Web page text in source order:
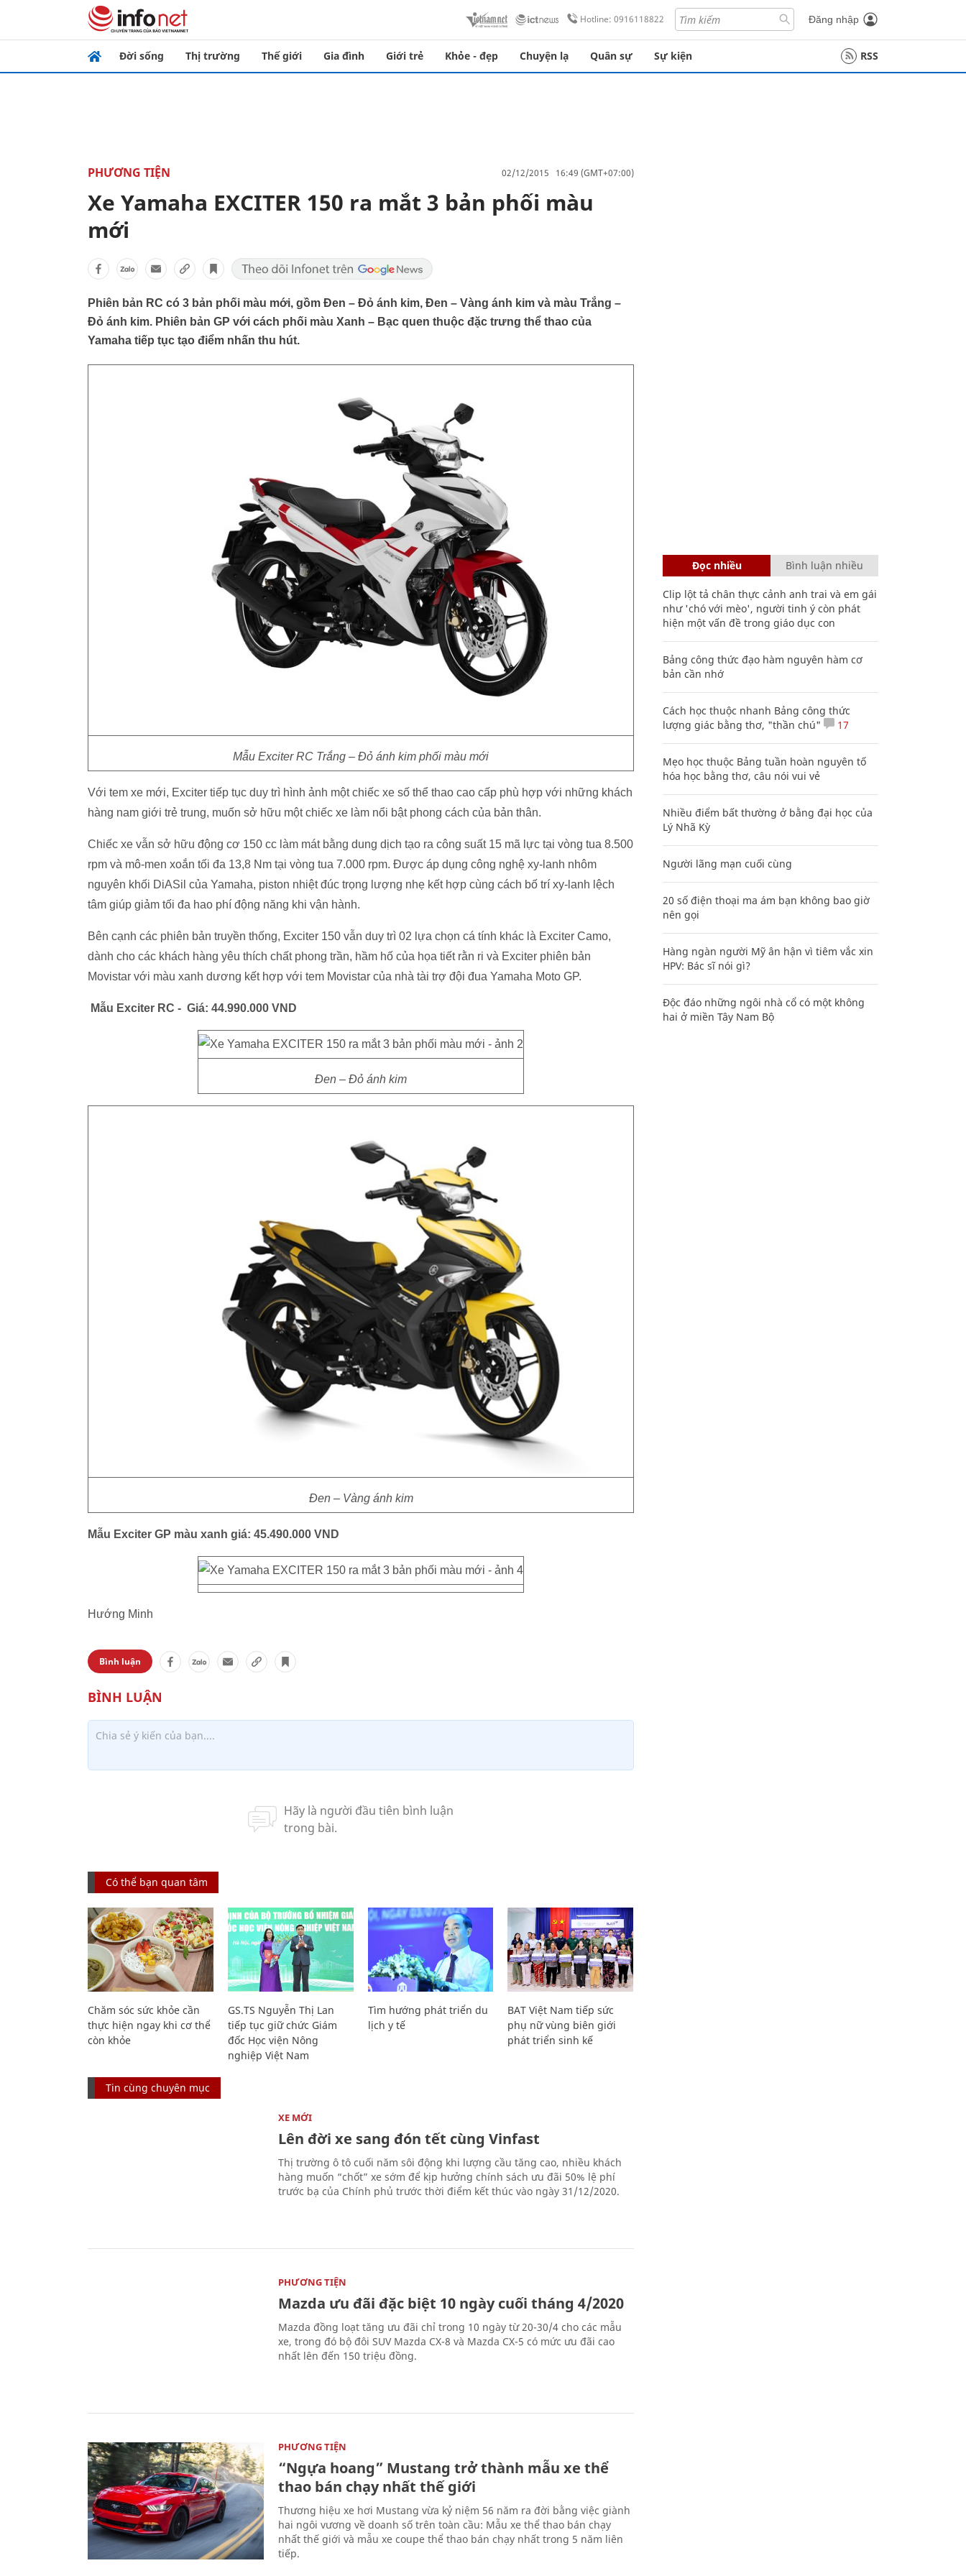
Hotline: 0916118822 Đăng nhập
Đời sống Thị trường Thế giới Gia đình Giới trẻ Khỏe - đẹp Chuyện lạ Quân sự Sự kiện RSS
PHƯƠNG TIỆN 02/12/2015 16:49 (GMT+07:00)
Xe Yamaha EXCITER 150 ra mắt 3 bản phối màu
mới
Phiên bản RC có 3 bản phối màu mới, gồm Đen – Đỏ ánh kim, Đen – Vàng ánh kim và màu Trắng –
Đỏ ánh kim. Phiên bản GP với cách phối màu Xanh – Bạc quen thuộc đặc trưng thể thao của
Yamaha tiếp tục tạo điểm nhấn thu hút.
Mẫu Exciter RC Trắng – Đỏ ánh kim phối màu mới
Với tem xe mới, Exciter tiếp tục duy trì hình ảnh một chiếc xe số thể thao cao cấp phù hợp với những khách
hàng nam giới trẻ trung, muốn sở hữu một chiếc xe làm nổi bật phong cách của bản thân.
Chiếc xe vẫn sở hữu động cơ 150 cc làm mát bằng dung dịch tạo ra công suất 15 mã lực tại vòng tua 8.500
rpm và mô-men xoắn tối đa 13,8 Nm tại vòng tua 7.000 rpm. Được áp dụng công nghệ xy-lanh nhôm
nguyên khối DiASil của Yamaha, piston nhiệt đúc trọng lượng nhẹ kết hợp cùng cách bố trí xy-lanh lệch
tâm giúp giảm tối đa hao phí động năng khi vận hành.
Bên cạnh các phiên bản truyền thống, Exciter 150 vẫn duy trì 02 lựa chọn cá tính khác là Exciter Camo,
dành cho các khách hàng yêu thích chất phong trần, hầm hố của họa tiết rằn ri và Exciter phiên bản
Movistar với màu xanh dương kết hợp với tem Movistar của nhà tài trợ đội đua Yamaha Moto GP.
Mẫu Exciter RC - Giá: 44.990.000 VND
Đen – Đỏ ánh kim
Đen – Vàng ánh kim
Mẫu Exciter GP màu xanh giá: 45.490.000 VND
Hướng Minh
Bình luận
Có thể bạn quan tâm
Chăm sóc sức khỏe cần
thực hiện ngay khi cơ thể
còn khỏe
GS.TS Nguyễn Thị Lan
tiếp tục giữ chức Giám
đốc Học viện Nông
nghiệp Việt Nam
Tìm hướng phát triển du
lịch y tế
BAT Việt Nam tiếp sức
phụ nữ vùng biên giới
phát triển sinh kế
Tin cùng chuyên mục
XE MỚI
Lên đời xe sang đón tết cùng Vinfast
Thị trường ô tô cuối năm sôi động khi lượng cầu tăng cao, nhiều khách
hàng muốn “chốt” xe sớm để kịp hưởng chính sách ưu đãi 50% lệ phí
trước bạ của Chính phủ trước thời điểm kết thúc vào ngày 31/12/2020.
PHƯƠNG TIỆN
Mazda ưu đãi đặc biệt 10 ngày cuối tháng 4/2020
Mazda đồng loạt tăng ưu đãi chỉ trong 10 ngày từ 20-30/4 cho các mẫu
xe, trong đó bộ đôi SUV Mazda CX-8 và Mazda CX-5 có mức ưu đãi cao
nhất lên đến 150 triệu đồng.
PHƯƠNG TIỆN
“Ngựa hoang” Mustang trở thành mẫu xe thể
thao bán chạy nhất thế giới
Thương hiệu xe hơi Mustang vừa kỷ niệm 56 năm ra đời bằng việc giành
hai ngôi vương về doanh số trên toàn cầu: Mẫu xe thể thao bán chạy
nhất thế giới và mẫu xe coupe thể thao bán chạy nhất trong 5 năm liên
tiếp.
Đọc nhiều Bình luận nhiều
Clip lột tả chân thực cảnh anh trai và em gái
như 'chó với mèo', người tinh ý còn phát
hiện một vấn đề trong giáo dục con
Bảng công thức đạo hàm nguyên hàm cơ
bản cần nhớ
Cách học thuộc nhanh Bảng công thức
lượng giác bằng thơ, "thần chú"
17
Mẹo học thuộc Bảng tuần hoàn nguyên tố
hóa học bằng thơ, câu nói vui vẻ
Nhiều điểm bất thường ở bằng đại học của
Lý Nhã Kỳ
Người lãng mạn cuối cùng
20 số điện thoại ma ám bạn không bao giờ
nên gọi
Hàng ngàn người Mỹ ân hận vì tiêm vắc xin
HPV: Bác sĩ nói gì?
Độc đáo những ngôi nhà cổ có một không
hai ở miền Tây Nam Bộ